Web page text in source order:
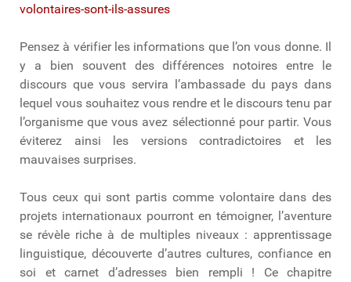
volontaires-sont-ils-assures
Pensez à vérifier les informations que l’on vous donne. Il
y a bien souvent des différences notoires entre le
discours que vous servira l’ambassade du pays dans
lequel vous souhaitez vous rendre et le discours tenu par
l’organisme que vous avez sélectionné pour partir. Vous
éviterez ainsi les versions contradictoires et les
mauvaises surprises.
Tous ceux qui sont partis comme volontaire dans des
projets internationaux pourront en témoigner, l’aventure
se révèle riche à de multiples niveaux : apprentissage
linguistique, découverte d’autres cultures, confiance en
soi et carnet d’adresses bien rempli ! Ce chapitre